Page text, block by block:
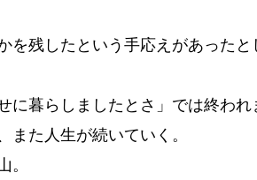
を残したという手応えがあったと
暮らしましたとさ」では終われ
また人生が続いていく。
。